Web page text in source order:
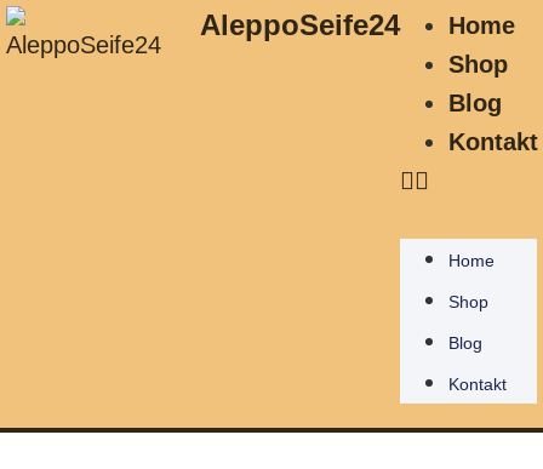
AleppoSeife24
Home
Shop
Blog
Kontakt
Home
Shop
Blog
Kontakt